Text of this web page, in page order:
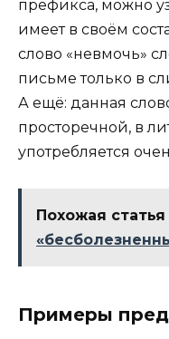
префикса, можно
имеет в своём
слово «невмочь»
письме только в
А ещё: данная
просторечной, в
употребляется
Похожая статья
Примеры